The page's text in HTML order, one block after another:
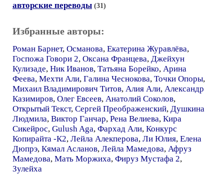
авторские переводы (31)
Избранные авторы:
Роман Барнет, Османова, Екатерина Журавлёва,
Госпожа Говори 2, Оксана Францева, Джейхун
Кулизаде, Ник Иванов, Татьяна Борейко, Арина
Феева, Мехти Али, Галина Чеснокова, Точки Опоры,
Михаил Владимирович Титов, Алия Али, Александр
Казимиров, Олег Евсеев, Анатолий Соколов,
Открытый Текст, Сергей Преображенский, Душкина
Людмила, Виктор Ганчар, Рена Велиева, Кира
Сикейрос, Gulush Aga, Фархад Али, Конкурс
Копирайта -К2, Лейла Алекперова, Ли Юлия, Елена
Дюпрэ, Кямал Асланов, Лейла Мамедова, Афруз
Мамедова, Мать Моржиха, Фируз Мустафа 2,
Зулейха